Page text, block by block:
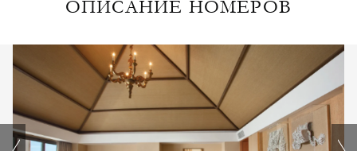
ОПИСАНИЕ НОМЕРОВ